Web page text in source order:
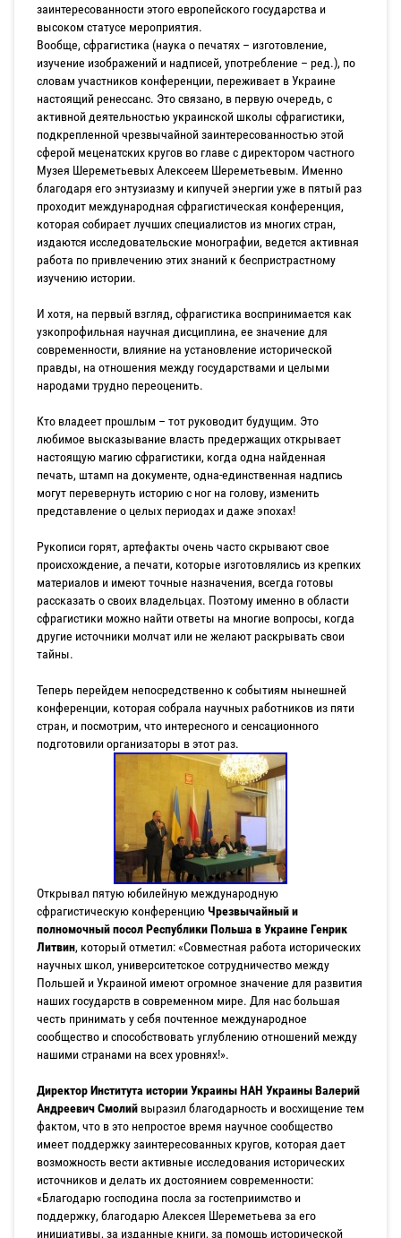
заинтересованности этого европейского государства и
высоком статусе мероприятия.
Вообще, сфрагистика (наука о печатях – изготовление,
изучение изображений и надписей, употребление – ред.), по
словам участников конференции, переживает в Украине
настоящий ренессанс. Это связано, в первую очередь, с
активной деятельностью украинской школы сфрагистики,
подкрепленной чрезвычайной заинтересованностью этой
сферой меценатских кругов во главе с директором частного
Музея Шереметьевых Алексеем Шереметьевым. Именно
благодаря его энтузиазму и кипучей энергии уже в пятый раз
проходит международная сфрагистическая конференция,
которая собирает лучших специалистов из многих стран,
издаются исследовательские монографии, ведется активная
работа по привлечению этих знаний к беспристрастному
изучению истории.
И хотя, на первый взгляд, сфрагистика воспринимается как
узкопрофильная научная дисциплина, ее значение для
современности, влияние на установление исторической
правды, на отношения между государствами и целыми
народами трудно переоценить.
Кто владеет прошлым – тот руководит будущим. Это
любимое высказывание власть предержащих открывает
настоящую магию сфрагистики, когда одна найденная
печать, штамп на документе, одна-единственная надпись
могут перевернуть историю с ног на голову, изменить
представление о целых периодах и даже эпохах!
Рукописи горят, артефакты очень часто скрывают свое
происхождение, а печати, которые изготовлялись из крепких
материалов и имеют точные назначения, всегда готовы
рассказать о своих владельцах. Поэтому именно в области
сфрагистики можно найти ответы на многие вопросы, когда
другие источники молчат или не желают раскрывать свои
тайны.
Теперь перейдем непосредственно к событиям нынешней
конференции, которая собрала научных работников из пяти
стран, и посмотрим, что интересного и сенсационного
подготовили организаторы в этот раз.
Открывал пятую юбилейную международную
сфрагистическую конференциюЧрезвычайный и
полномочный посол Республики Польша в Украине Генрик
Литвин, который отметил: «Совместная работа исторических
научных школ, университетское сотрудничество между
Польшей и Украиной имеют огромное значение для развития
наших государств в современном мире. Для нас большая
честь принимать у себя почтенное международное
сообщество и способствовать углублению отношений между
нашими странами на всех уровнях!».
Директор Института истории Украины НАН Украины Валерий
Андреевич Смолий выразил благодарность и восхищение тем
фактом, что в это непростое время научное сообщество
имеет поддержку заинтересованных кругов, которая дает
возможность вести активные исследования исторических
источников и делать их достоянием современности:
«Благодарю господина посла за гостеприимство и
поддержку, благодарю Алексея Шереметьева за его
инициативы, за изданные книги, за помощь исторической